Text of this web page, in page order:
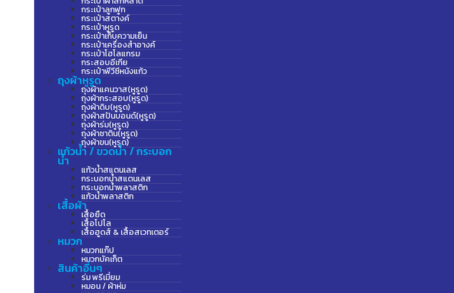
กระเป๋าลูกฟูก
กระเป๋าสตางค์
กระเป๋าหูรูด
กระเป๋าเก็บความเย็น
กระเป๋าเครื่องสำอางค์
กระเป๋าโฮโลแกรม
กระสอบอีเกีย
กระเป๋าพีวีซีหนังแก้ว
ถุงผ้าหูรูด
ถุงผ้าแคนวาส(หูรูด)
ถุงผ้ากระสอบ(หูรูด)
ถุงผ้าดิบ(หูรูด)
ถุงผ้าสปันบอนด์(หูรูด)
ถุงผ้าร่ม(หูรูด)
ถุงผ้าซาติน(หูรูด)
ถุงผ้าขน(หูรูด)
แก้วน้ำ / ขวดน้ำ / กระบอก
น้ำ
แก้วน้ำสแตนเลส
กระบอกน้ำสแตนเลส
กระบอกน้ำพลาสติก
แก้วน้ำพลาสติก
เสื้อผ้า
เสื้อยืด
เสื้อโปโล
เสื้อฮูดส์ & เสื้อสเวทเตอร์
หมวก
หมวกแก๊ป
หมวกบัคเก็ต
สินค้าอื่นๆ
ร่ม พรีเมี่ยม
หมอน / ผ้าห่ม